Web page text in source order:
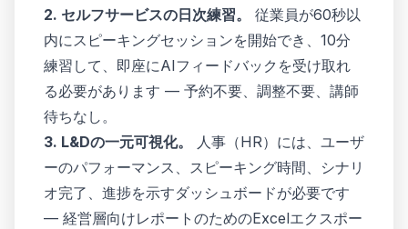
2. セルフサービスの日次練習。
従業員が60秒以
内にスピーキングセッションを開始でき、10分
練習して、即座にAIフィードバックを受け取れ
る必要があります — 予約不要、調整不要、講師
待ちなし。
3. L&Dの一元可視化。
人事（HR）には、ユーザ
ーのパフォーマンス、スピーキング時間、シナリ
オ完了、進捗を示すダッシュボードが必要です
— 経営層向けレポートのためのExcelエクスポー